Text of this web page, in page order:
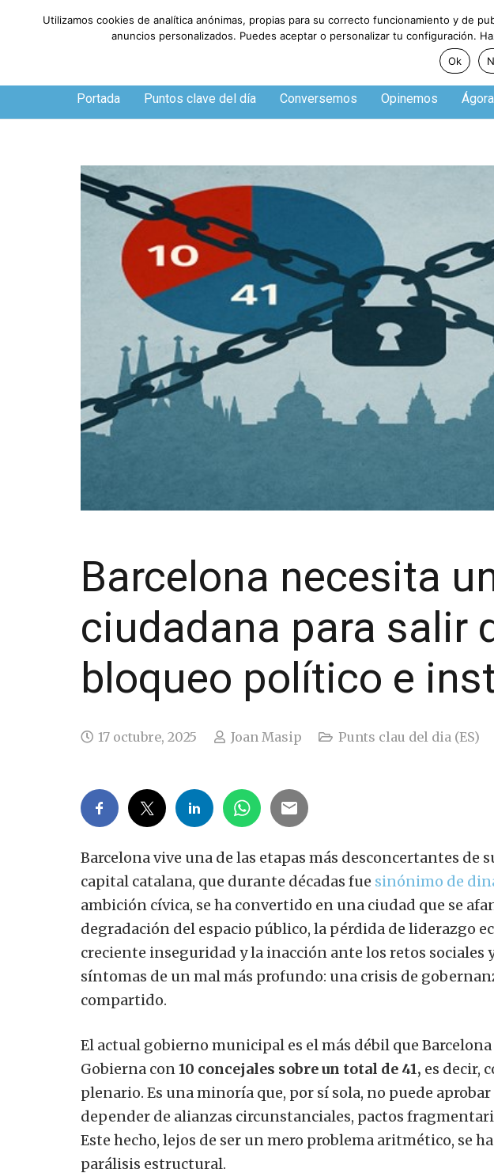
Jueves, 6 de agosto de 2026
Portada Puntos clave del día Conversemos Opinemos Ágora
Barcelona necesita
ciudadana para salir
bloqueo político e
17 octubre, 2025 Joan Masip Punts clau del dia (ES)
Barcelona vive una de las etapas más desconcertantes de
capital catalana, que durante décadas fue sinónimo de
ambición cívica, se ha convertido en una ciudad que se
degradación del espacio público, la pérdida de liderazgo
creciente inseguridad y la inacción ante los retos sociales
síntomas de un mal más profundo: una crisis de
compartido.
El actual gobierno municipal es el más débil que
Gobierna con 10 concejales sobre un total de 41, es decir,
plenario. Es una minoría que, por sí sola, no puede
depender de alianzas circunstanciales, pactos
Este hecho, lejos de ser un mero problema aritmético, se
parálisis estructural.
Utilizamos cookies de analítica anónimas, propias para su correcto funcionamiento y de
anuncios personalizados. Puedes aceptar o personalizar tu configuración.
Ok